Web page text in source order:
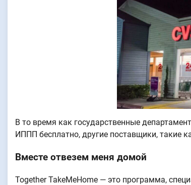
В то время как государственные
ИППП бесплатно, другие поставщики, такие
Вместе отвезем меня домой
Together TakeMeHome — это программа,